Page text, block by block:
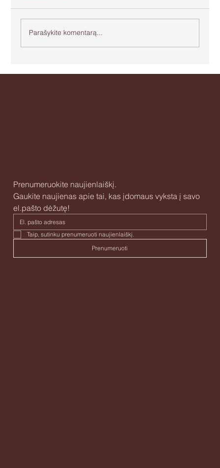
Apie agresiją ir bejėgystę
Parašykite komentarą...
Prenumeruokite naujienlaiškį.
Gaukite naujienas apie tai, kas įdomaus vyksta į savo
el.pašto dėžutę!
Prenumeruoti